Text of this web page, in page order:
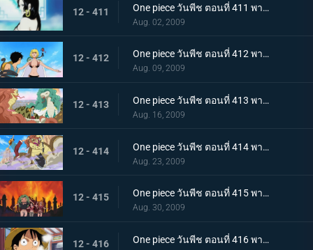
12 - 411 One piece วันพีช ตอนที่ 411 พากย์ไทย ความลับบนแผ่นหลัง การเผชิญหน้าของลูฟี่และเฮบิฮิเมะ
Aug. 02, 2009
12 - 412 One piece วันพีช ตอนที่ 412 พากย์ไทย การตัดสินที่โหดร้าย! มาร์กาเร็ตกลายเป็นหิน!!
Aug. 09, 2009
12 - 413 One piece วันพีช ตอนที่ 413 พากย์ไทย ลูฟี่เจอศึกหนัก พลังฮาคิของพี่น้องงู
Aug. 16, 2009
12 - 414 One piece วันพีช ตอนที่ 414 พากย์ไทย การต่อสู้ของผู้มีพลังพิเศษ ผล โกมุ - โกมุ ปะทะ ผล เฮบิ! - เฮบิ!
Aug. 23, 2009
12 - 415 One piece วันพีช ตอนที่ 415 พากย์ไทย คำสารภาพของแฮนค็อก อดีตที่ไม่น่าจดจำของสามพี่น้อง
Aug. 30, 2009
12 - 416 One piece วันพีช ตอนที่ 416 พากย์ไทย ไปช่วยเอส จุดหมายใหม่คือคุกยักษ์